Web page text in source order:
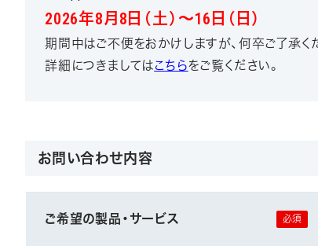
2026年8月8日（土）～16日（日）
期間中はご不便をおかけしますが、何卒ご了承く
詳細につきましてはこちらをご覧ください。
お問い合わせ内容
ご希望の製品・サービス